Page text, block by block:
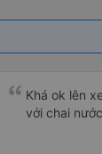
Khá ok lên
với chai